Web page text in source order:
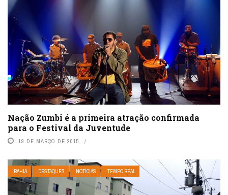
Nação Zumbi é a primeira atração confirmada
para o Festival da Juventude
19 DE MARÇO DE 2015
BAHIA DESTAQUES NOTÍCIAS TEMPO REAL